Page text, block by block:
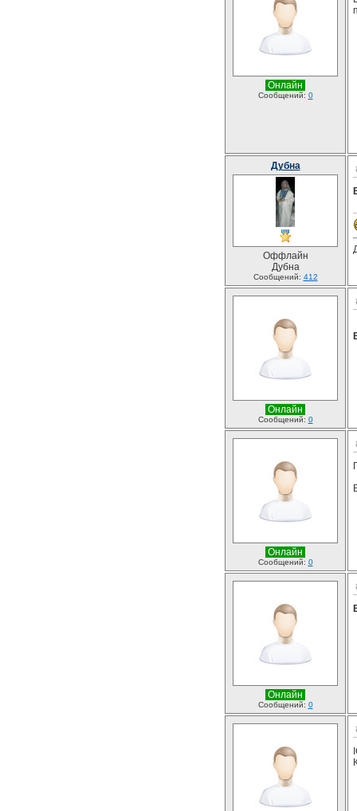
Онлайн
Сообщений: 0
Дубна
Оффлайн
Дубна
Сообщений: 412
Онлайн
Сообщений: 0
Онлайн
Сообщений: 0
Онлайн
Сообщений: 0